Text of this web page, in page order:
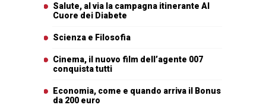
Salute, al via la campagna itinerante Al
Cuore dei Diabete
Scienza e Filosofia
Cinema, il nuovo film dell’agente 007
conquista tutti
Economia, come e quando arriva il Bonus
da 200 euro